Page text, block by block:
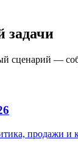
задачи
сценарий —
продажи и